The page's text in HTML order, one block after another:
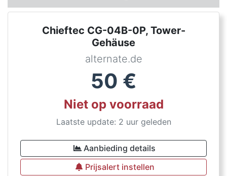
Chieftec CG-04B-0P, Tower-
Gehäuse
alternate.de
50 €
Niet op voorraad
Laatste update: 2 uur geleden
Aanbieding details
Prijsalert instellen